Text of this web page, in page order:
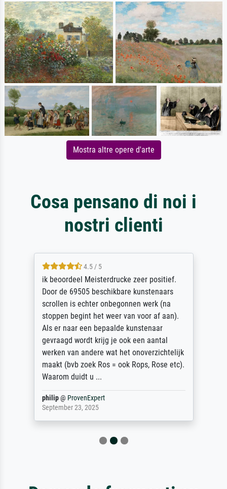
Mostra altre opere d'arte
Cosa pensano di noi i
nostri clienti
4.5 / 5
ik beoordeel Meisterdrucke zeer positief.
Door de 69505 beschikbare kunstenaars
scrollen is echter onbegonnen werk (na
stoppen begint het weer van voor af aan).
Als er naar een bepaalde kunstenaar
gevraagd wordt krijg je ook een aantal
werken van andere wat het onoverzichtelijk
maakt (bvb zoek Ros = ook Rops, Rose etc).
Waarom duidt u ...
philip@ ProvenExpert
September 23, 2025